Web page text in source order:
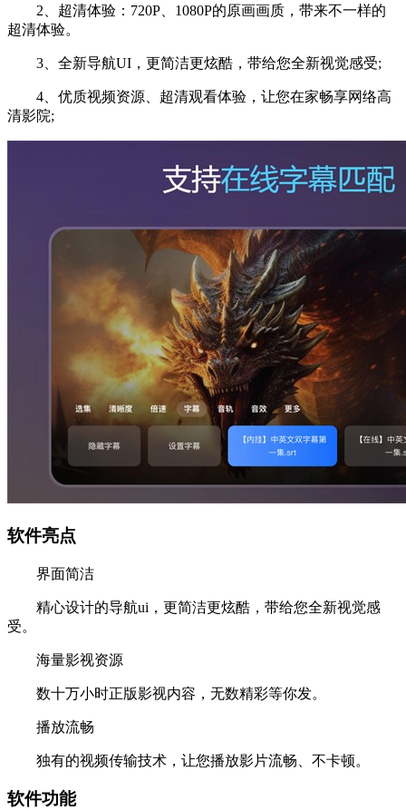
2、超清体验：720P、1080P的原画画质，带来不一样的
超清体验。
3、全新导航UI，更简洁更炫酷，带给您全新视觉感受;
4、优质视频资源、超清观看体验，让您在家畅享网络高
清影院;
软件亮点
界面简洁
精心设计的导航ui，更简洁更炫酷，带给您全新视觉感
受。
海量影视资源
数十万小时正版影视内容，无数精彩等你发。
播放流畅
独有的视频传输技术，让您播放影片流畅、不卡顿。
软件功能